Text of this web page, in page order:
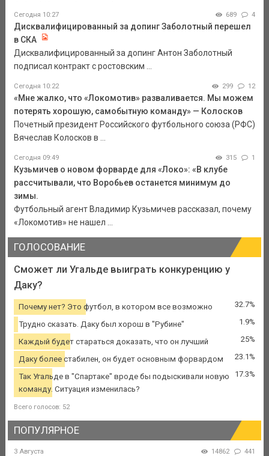
Сегодня 10:27 689 4
Дисквалифицированный за допинг Заболотный перешел
в СКА
Дисквалифицированный за допинг Антон Заболотный
подписал контракт с ростовским ...
Сегодня 10:22 299 12
«Мне жалко, что «Локомотив» разваливается. Мы можем
потерять хорошую, самобытную команду» — Колосков
Почетный президент Российского футбольного союза (РФС)
Вячеслав Колосков в ...
Сегодня 09:49 315 1
Кузьмичев о новом форварде для «Локо»: «В клубе
рассчитывали, что Воробьев останется минимум до
зимы.
Футбольный агент Владимир Кузьмичев рассказал, почему
«Локомотив» не нашел ...
ГОЛОСОВАНИЕ
Сможет ли Угальде выиграть конкуренцию у
Даку?
Почему нет? Это футбол, в котором все возможно 32.7%
Трудно сказать. Даку был хорош в "Рубине" 1.9%
Каждый будет стараться доказать, что он лучший 25%
Даку более стабилен, он будет основным форвардом 23.1%
Так Угальде в "Спартаке" вроде бы подыскивали новую
команду. Ситуация изменилась?
17.3%
Всего голосов: 52
ПОПУЛЯРНОЕ
3 Августа 14862 441